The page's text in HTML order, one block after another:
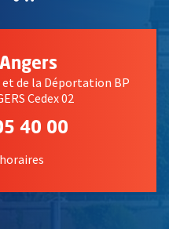
et de la Déportation BP
Cedex 02
40 00